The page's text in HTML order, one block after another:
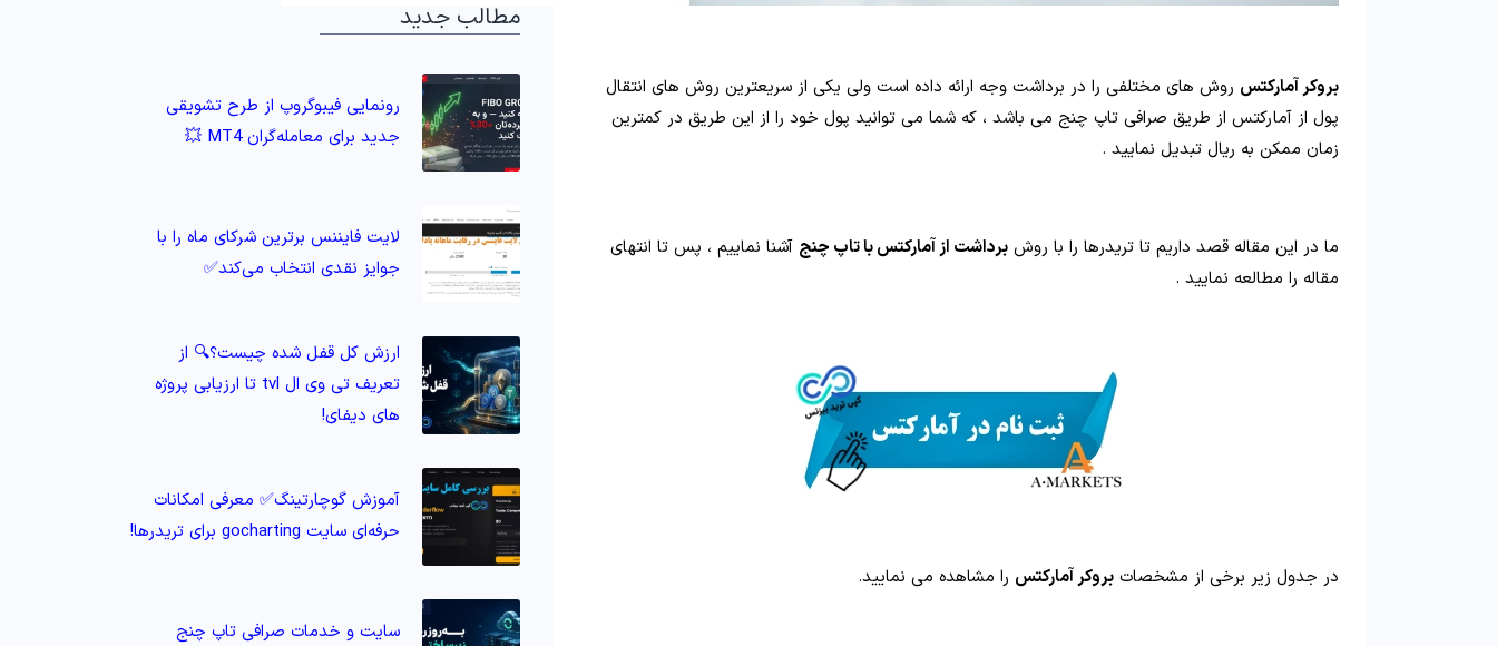
بروکر آمارکتس روش های مختلفی را در برداشت وجه ارائه داده است ولی یکی از سریعترین روش های انتقال
پول از آمارکتس از طریق صرافی تاپ چنج می باشد ، که شما می توانید پول خود را از این طریق در کمترین
زمان ممکن به ریال تبدیل نمایید .
ما در این مقاله قصد داریم تا تریدرها را با روش برداشت از آمارکتس با تاپ چنج آشنا نماییم ، پس تا انتهای
مقاله را مطالعه نمایید .
در جدول زیر برخی از مشخصات بروکر آمارکتس را مشاهده می نمایید.
مطالب جدید
رونمایی فیبوگروپ از طرح تشویقی
جدید برای معامله‌گران MT4 💥
لایت فایننس برترین شرکای ماه را با
جوایز نقدی انتخاب می‌کند✅
ارزش کل قفل شده چیست؟🔍 از
تعریف تی وی ال tvl تا ارزیابی پروژه‌
های دیفای!
آموزش گوچارتینگ✅ معرفی امکانات
حرفه‌ای سایت gocharting برای تریدرها!
سایت و خدمات صرافی تاپ‌ چنج